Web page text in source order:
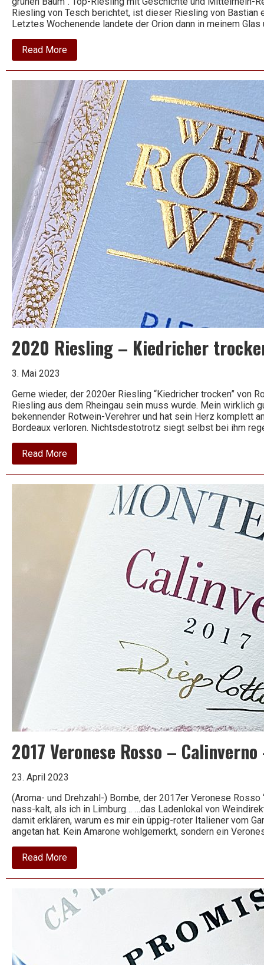
Riesling von Tesch berichtet, ist dieser Riesling von Bastian
Letztes Wochenende landete der Orion dann in meinem
Read Moreabout
2020
Riesling
trocken
–
Orion
–
Bastian
2020 Riesling – Kiedricher
3. Mai 2023
Gerne wieder, der 2020er Riesling “Kiedricher trocken” von
Riesling aus dem Rheingau sein muss wurde. Mein wirklich
bekennender Rotwein-Verehrer und hat sein Herz komplett
Bordeaux verloren. Nichtsdestotrotz siegt selbst bei ihm
Read Moreabout
2020
Riesling
Kiedricher
trocken
Robert
Weil
2017 Veronese Rosso –
23. April 2023
(Aroma- und Drehzahl-) Bombe, der 2017er Veronese Rosso
nass-kalt, als ich in Limburg… …das Ladenlokal von
damit erklären, warum es mir ein üppig-roter Italiener vom
angetan hat. Kein Amarone wohlgemerkt, sondern ein
Read Moreabout
2017
Veronese
Calinverno
–
Monte